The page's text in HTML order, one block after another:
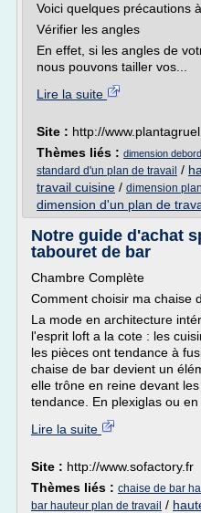
Voici quelques précautions
Vérifier les angles
En effet, si les angles de
nous pouvons tailler vos...
Lire la suite
Site : http://
Thèmes liés : dimension
standard d'un plan de travail /
travail cuisine / dimension
dimension d'un plan de
Notre guide d'achat
tabouret de bar
Chambre Complète
Comment choisir ma chaise
La mode en architecture
l'esprit loft a la cote : les
les pièces ont tendance à
chaise de bar devient un
elle trône en reine devant
tendance. En plexiglas ou en
Lire la suite
Site : http://www.sofactory.fr
Thèmes liés : chaise de bar
bar hauteur plan de travail /